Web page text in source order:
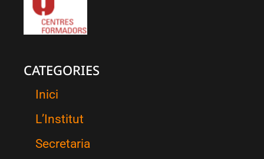
CATEGORIES
Inici
L’Institut
Secretaria